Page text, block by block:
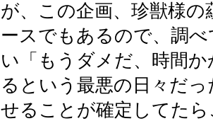
が、この企画、珍獣様
ースでもあるので、調
い「もうダメだ、時間
るという最悪の日々だ
せることが確定してた